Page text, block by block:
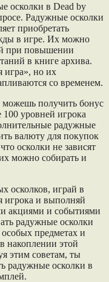
осколки в Dead by
Радужные осколки
приобретать
в игре. Их можно
при повышении
в книге архива.
игра», но их
со временем.
получить бонус
уровней игрока
радужные
валюту для покупок
осколки не зависят
можно собирать и
осколков, играй в
игрока и выполняй
акциями и событиями
радужные осколки
предметах и
накоплении этой
этим советам, ты
радужные осколки в